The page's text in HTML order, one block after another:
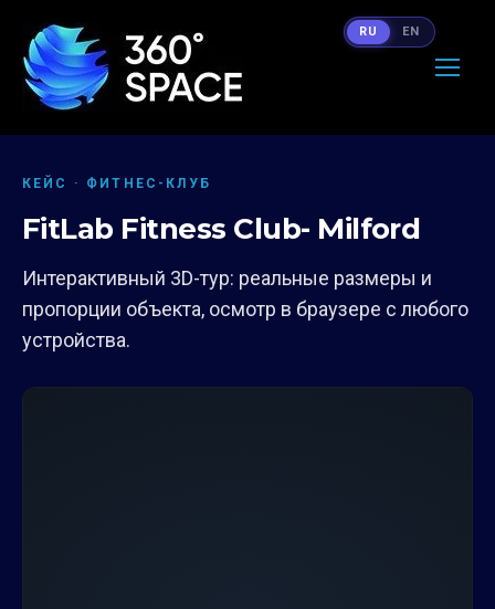
КЕЙС · ФИТНЕС-КЛУБ
FitLab Fitness Club- Milford
Интерактивный 3D-тур: реальные размеры и
пропорции объекта, осмотр в браузере с любого
устройства.
RU EN